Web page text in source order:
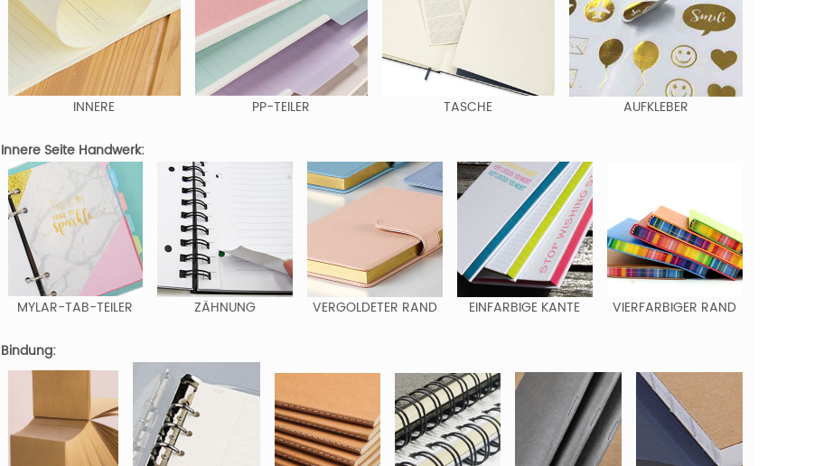
INNERE PP-TEILER TASCHE AUFKLEBER
Innere Seite Handwerk:
MYLAR-TAB-TEILER ZÄHNUNG VERGOLDETER RAND EINFARBIGE KANTE VIERFARBIGER RAND
Bindung: